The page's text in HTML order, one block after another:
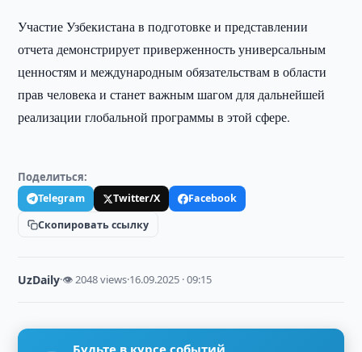
Участие Узбекистана в подготовке и представлении
отчета демонстрирует приверженность универсальным
ценностям и международным обязательствам в области
прав человека и станет важным шагом для дальнейшей
реализации глобальной программы в этой сфере.
Поделиться:
Telegram Twitter/X
Facebook
Скопировать ссылку
UzDaily·👁 2048 views·16.09.2025 · 09:15
Будьте в курсе событий